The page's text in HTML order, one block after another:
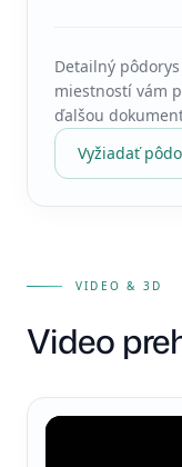
Detailný
miestností vám
ďalšou
Vyžiadať
VIDEO & 3D
Video